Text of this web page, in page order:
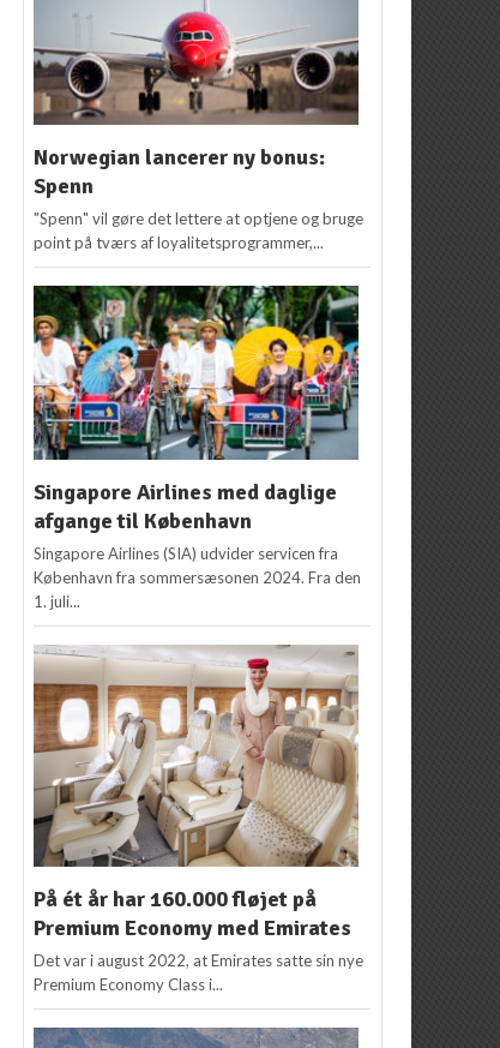
ASIEN ,CHIANG MAI,
NYHEDER
Norwegian lancerer ny bonus:
Spenn
"Spenn" vil gøre det lettere at optjene og bruge
point på tværs af loyalitetsprogrammer,...
Singapore Airlines med daglige
afgange til København
Singapore Airlines (SIA) udvider servicen fra
København fra sommersæsonen 2024. Fra den
1. juli...
På ét år har 160.000 fløjet på
Premium Economy med Emirates
Det var i august 2022, at Emirates satte sin nye
Premium Economy Class i...